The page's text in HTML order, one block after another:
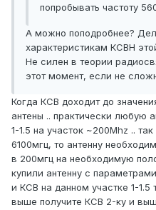
попробывать частоту
А можно поподробнее?
характеристикам КСВН
Не силен в теории
этот момент, если не
Когда КСВ доходит до
антены .. практически любую
1-1.5 на участок ~200Mhz ..
6100мгц, то антенну
в 200мгц на необходимую
купили антенну с
и КСВ на данном участке 1-1.5
выше получите КСВ 2-ку и